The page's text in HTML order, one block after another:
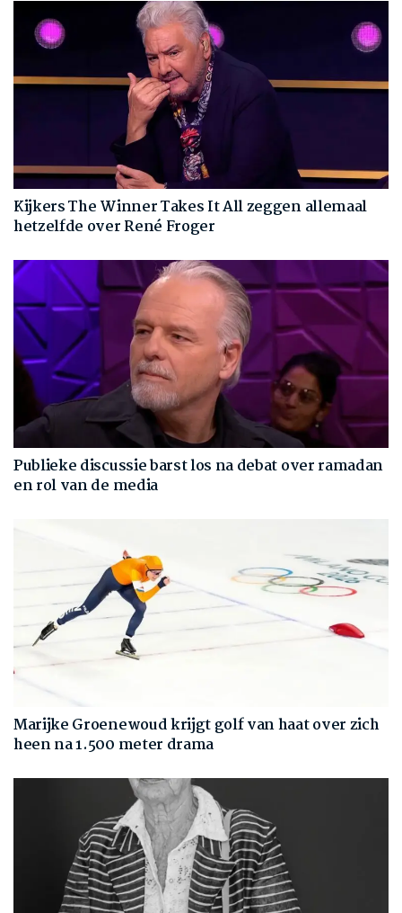
Kijkers The Winner Takes It All zeggen allemaal
hetzelfde over René Froger
Publieke discussie barst los na debat over ramadan
en rol van de media
Marijke Groenewoud krijgt golf van haat over zich
heen na 1.500 meter drama